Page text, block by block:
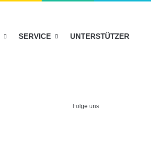
SERVICE UNTERSTÜTZER
Folge uns